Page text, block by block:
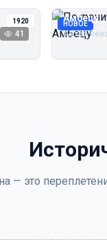
1920
41
НОВОЕ
Амбецу
Автор
— это